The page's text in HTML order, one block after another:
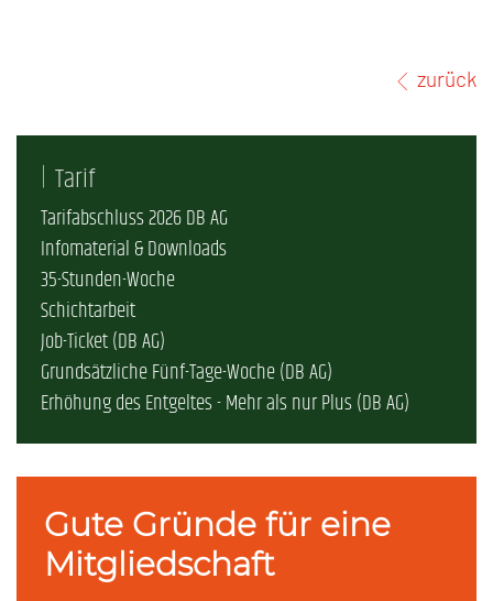
zurück
Tarif
Tarifabschluss 2026 DB AG
Infomaterial & Downloads
35-Stunden-Woche
Schichtarbeit
Job-Ticket (DB AG)
Grundsätzliche Fünf-Tage-Woche (DB AG)
Erhöhung des Entgeltes - Mehr als nur Plus (DB AG)
Gute Gründe für eine
Mitgliedschaft